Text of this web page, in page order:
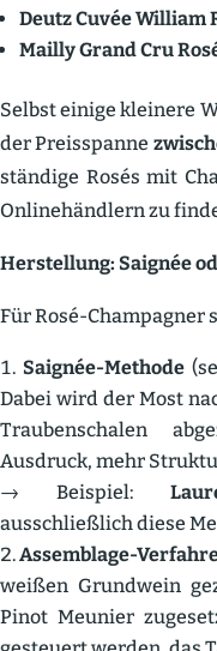
Deutz Cuvée William
Mailly Grand Cru
Selbst einige kleinere
der Preis­spanne
ständige Rosés mit
Online­händlern zu
Herstellung: Saignée
Für Rosé-Champagner
Saignée-Methode
Dabei wird der Most
Trauben­schalen
Ausdruck, mehr
→ Beispiel:
ausschließlich diese
Assem­blage-
weißen Grundwein
Pinot Meunier